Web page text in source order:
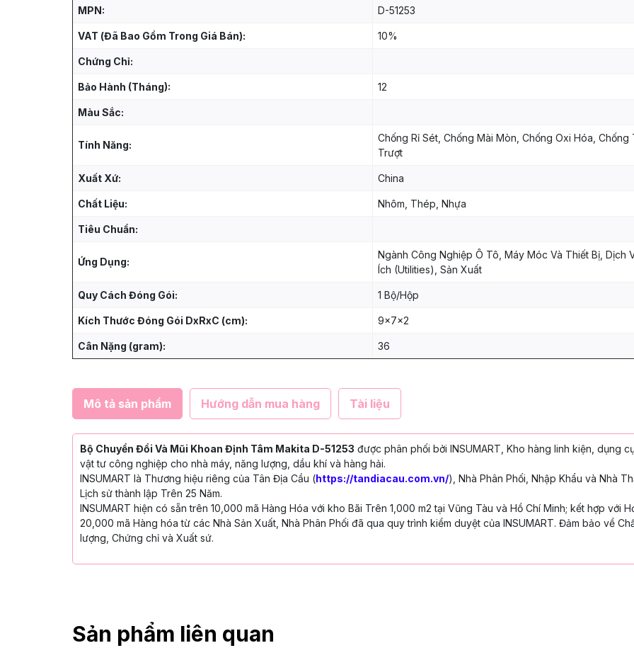
MPN: D-51253
VAT (Đã Bao Gồm Trong Giá Bán): 10%
Chứng Chỉ:
Bảo Hành (Tháng): 12
Màu Sắc:
Tính Năng:
Chống Rỉ Sét, Chống Mài Mòn, Chống Oxi Hóa, Chống
Trượt
Xuất Xứ: China
Chất Liệu: Nhôm, Thép, Nhựa
Tiêu Chuẩn:
Ứng Dụng:
Ngành Công Nghiệp Ô Tô, Máy Móc Và Thiết Bị, Dịch
Ích (Utilities), Sản Xuất
Quy Cách Đóng Gói: 1 Bộ/Hộp
Kích Thước Đóng Gói DxRxC (cm): 9x7x2
Cân Nặng (gram): 36
Mô tả sản phẩm Hướng dẫn mua hàng Tài liệu
Bộ Chuyển Đổi Và Mũi Khoan Định Tâm Makita D-51253 được phân phối bởi INSUMART, Kho hàng linh kiện, dụng
vật tư công nghiệp cho nhà máy, năng lượng, dầu khí và hàng hải.
INSUMART là Thương hiệu riêng của Tân Địa Cầu (https://tandiacau.com.vn/), Nhà Phân Phối, Nhập Khẩu và Nhà
Lịch sử thành lập Trên 25 Năm.
INSUMART hiện có sẵn trên 10,000 mã Hàng Hóa với kho Bãi Trên 1,000 m2 tại Vũng Tàu và Hồ Chí Minh; kết hợp với
20,000 mã Hàng hóa từ các Nhà Sản Xuất, Nhà Phân Phối đã qua quy trình kiểm duyệt của INSUMART. Đảm bảo về
lượng, Chứng chỉ và Xuất sứ.
Sản phẩm liên quan